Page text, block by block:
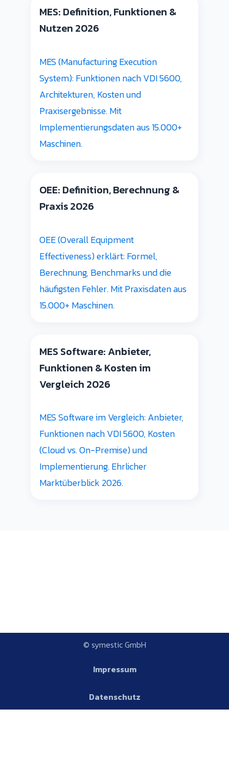
MES: Definition, Funktionen &
Nutzen 2026
MES (Manufacturing Execution
System): Funktionen nach VDI 5600,
Architekturen, Kosten und
Praxisergebnisse. Mit
Implementierungsdaten aus 15.000+
Maschinen.
OEE: Definition, Berechnung &
Praxis 2026
OEE (Overall Equipment
Effectiveness) erklärt: Formel,
Berechnung, Benchmarks und die
häufigsten Fehler. Mit Praxisdaten aus
15.000+ Maschinen.
MES Software: Anbieter,
Funktionen & Kosten im
Vergleich 2026
MES Software im Vergleich: Anbieter,
Funktionen nach VDI 5600, Kosten
(Cloud vs. On-Premise) und
Implementierung. Ehrlicher
Marktüberblick 2026.
© symestic GmbH
Impressum
Datenschutz